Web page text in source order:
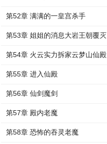
第52章 满满的一皇宫杀手
第53章 姐姐的消息大岩王朝覆灭
第54章 火云实力拆家云梦山仙殿
第55章 进入仙殿
第56章 仙剑魔剑
第57章 殿内老魔
第58章 恐怖的吞灵老魔